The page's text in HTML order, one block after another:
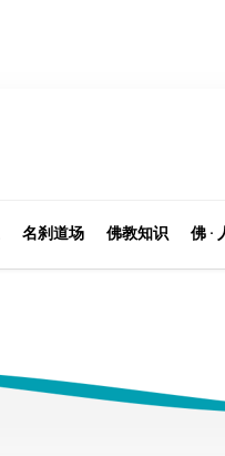
名刹道场 佛教知识 佛 ·